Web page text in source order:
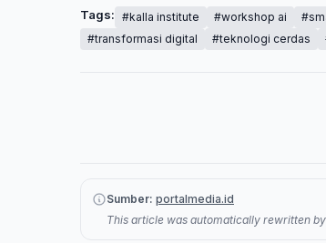
Tags: #kalla institute #workshop ai
#transformasi digital
#teknologi cerdas
Sumber: portalmedia.id
This article was automatically rewritten